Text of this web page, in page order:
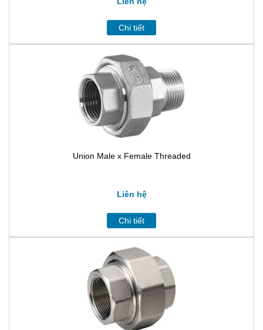
Chi tiết
Union Male x Female Threaded
Liên hệ
Chi tiết